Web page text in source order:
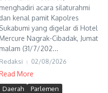
acara silaturahmi
dan kenal pamit Kapolres
Sukabumi yang digelar di Hotel
Nagrak-Cibadak, Jumat
(31/7/202...
Redaksi 02/08/2026
More
Daerah Parlemen